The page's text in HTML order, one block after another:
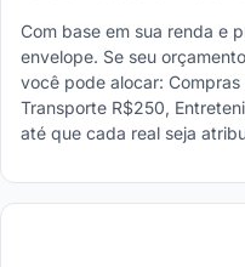
Com base em sua renda e
envelope. Se seu
você pode alocar:
Transporte R$250,
até que cada real seja